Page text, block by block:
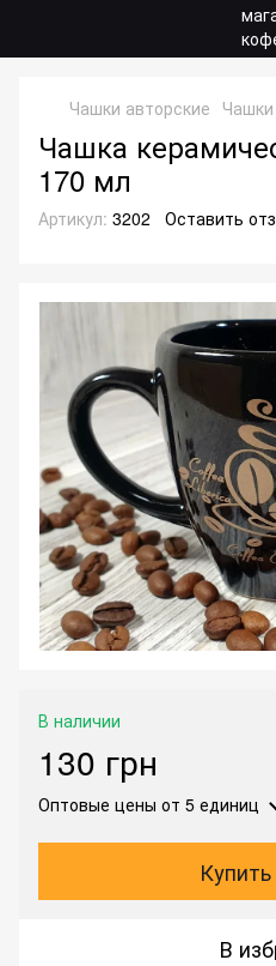
Чашки авторские
Чашка
170 мл
Артикул: 3202 Оставить
В наличии
130 грн
Оптовые цены от 5 единиц
В